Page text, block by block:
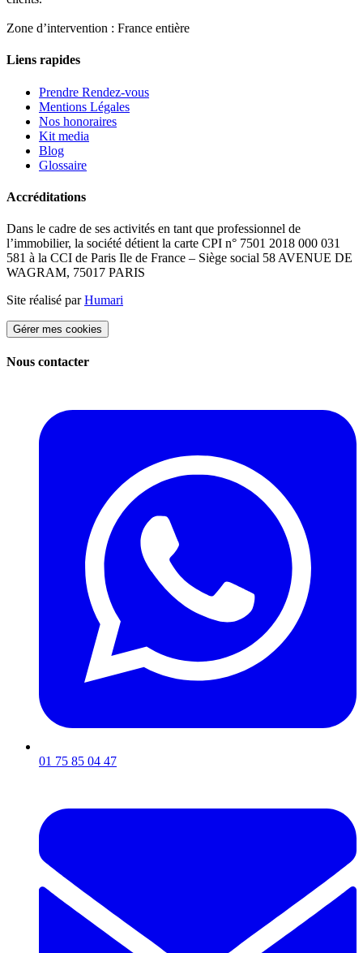
Zone d’intervention : France entière
Liens rapides
Prendre Rendez-vous
Mentions Légales
Nos honoraires
Kit media
Blog
Glossaire
Accréditations
Dans le cadre de ses activités en tant que professionnel de
l’immobilier, la société détient la carte CPI n° 7501 2018 000 031
581 à la CCI de Paris Ile de France – Siège social 58 AVENUE DE
WAGRAM, 75017 PARIS
Site réalisé parHumari
Gérer mes cookies
Nous contacter
01 75 85 04 47